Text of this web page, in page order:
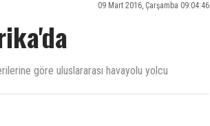
09 Mart 2016, Çarşamba 09:04:46
göre uluslararası havayolu yolcu